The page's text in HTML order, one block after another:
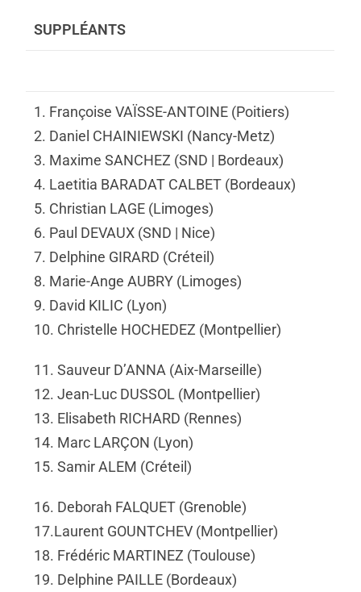
SUPPLÉANTS
1. Françoise VAÏSSE-ANTOINE (Poitiers)
2. Daniel CHAINIEWSKI (Nancy-Metz)
3. Maxime SANCHEZ (SND | Bordeaux)
4. Laetitia BARADAT CALBET (Bordeaux)
5. Christian LAGE (Limoges)
6. Paul DEVAUX (SND | Nice)
7. Delphine GIRARD (Créteil)
8. Marie-Ange AUBRY (Limoges)
9. David KILIC (Lyon)
10. Christelle HOCHEDEZ (Montpellier)
11. Sauveur D’ANNA (Aix-Marseille)
12.Jean-Luc DUSSOL (Montpellier)
13. Elisabeth RICHARD (Rennes)
14. Marc LARÇON (Lyon)
15. Samir ALEM (Créteil)
16. Deborah FALQUET (Grenoble)
17.Laurent GOUNTCHEV (Montpellier)
18. Frédéric MARTINEZ (Toulouse)
19. Delphine PAILLE (Bordeaux)